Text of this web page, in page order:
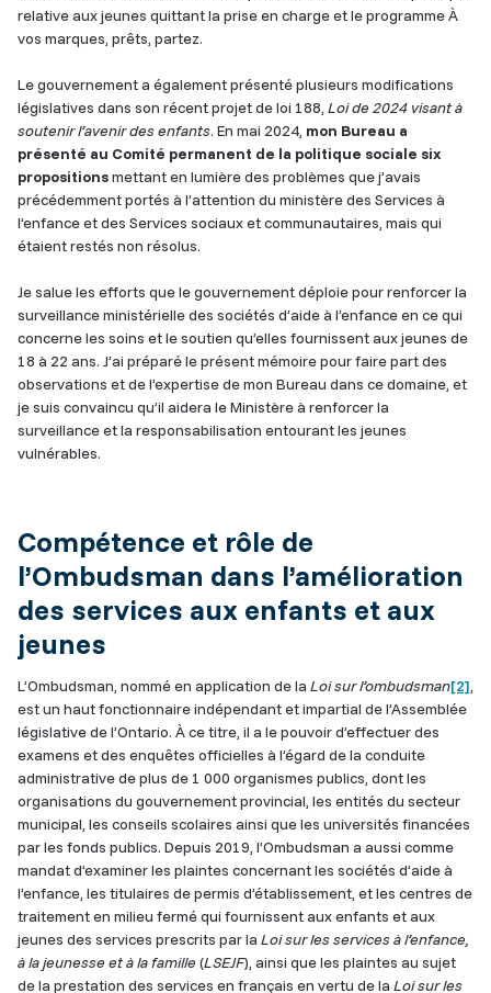
relative aux jeunes quittant la prise en charge et le programme À
vos marques, prêts, partez.
Le gouvernement a également présenté plusieurs modifications
législatives dans son récent projet de loi 188, Loi de 2024 visant à
soutenir l’avenir des enfants. En mai 2024, mon Bureau a
présenté au Comité permanent de la politique sociale six
propositionsmettant en lumière des problèmes que j’avais
précédemment portés à l’attention du ministère des Services à
l’enfance et des Services sociaux et communautaires, mais qui
étaient restés non résolus.
Je salue les efforts que le gouvernement déploie pour renforcer la
surveillance ministérielle des sociétés d’aide à l’enfance en ce qui
concerne les soins et le soutien qu’elles fournissent aux jeunes de
18 à 22 ans. J’ai préparé le présent mémoire pour faire part des
observations et de l’expertise de mon Bureau dans ce domaine, et
je suis convaincu qu’il aidera le Ministère à renforcer la
surveillance et la responsabilisation entourant les jeunes
vulnérables.
Compétence et rôle de
l’Ombudsman dans l’amélioration
des services aux enfants et aux
jeunes
L’Ombudsman, nommé en application de la Loi sur l’ombudsman[2],
est un haut fonctionnaire indépendant et impartial de l’Assemblée
législative de l’Ontario. À ce titre, il a le pouvoir d’effectuer des
examens et des enquêtes officielles à l’égard de la conduite
administrative de plus de 1 000 organismes publics, dont les
organisations du gouvernement provincial, les entités du secteur
municipal, les conseils scolaires ainsi que les universités financées
par les fonds publics. Depuis 2019, l’Ombudsman a aussi comme
mandat d’examiner les plaintes concernant les sociétés d’aide à
l’enfance, les titulaires de permis d’établissement, et les centres de
traitement en milieu fermé qui fournissent aux enfants et aux
jeunes des services prescrits par la Loi sur les services à l’enfance,
à la jeunesse et à la famille (LSEJF), ainsi que les plaintes au sujet
de la prestation des services en français en vertu de la Loi sur les